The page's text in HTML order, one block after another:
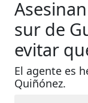
sur de
evitar
El agente es
Quiñónez.